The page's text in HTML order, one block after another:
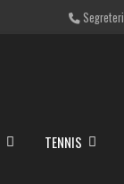
TENNIS